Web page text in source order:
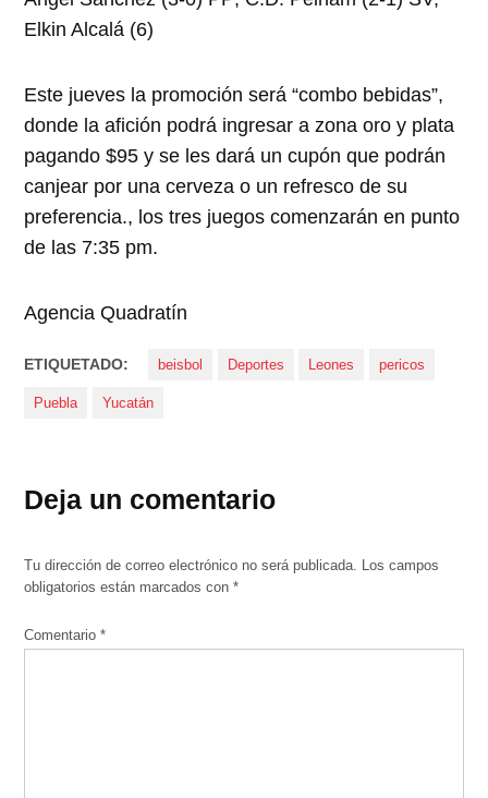
Elkin Alcalá (6)
Este jueves la promoción será “combo bebidas”,
donde la afición podrá ingresar a zona oro y plata
pagando $95 y se les dará un cupón que podrán
canjear por una cerveza o un refresco de su
preferencia., los tres juegos comenzarán en punto
de las 7:35 pm.
Agencia Quadratín
ETIQUETADO: beisbol Deportes Leones pericos
Puebla Yucatán
Deja un comentario
Tu dirección de correo electrónico no será publicada.
Los campos
obligatorios están marcados con*
Comentario*